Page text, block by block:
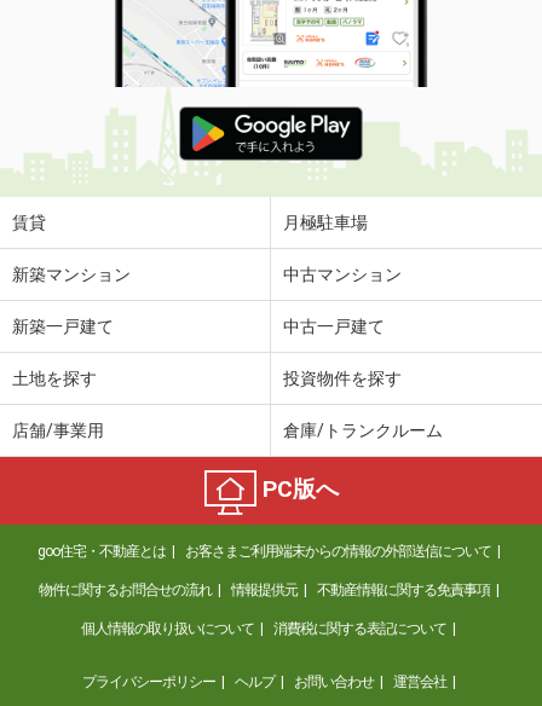
賃貸 月極駐車場
新築マンション 中古マンション
新築一戸建て 中古一戸建て
土地を探す 投資物件を探す
店舗/事業用 倉庫/トランクルーム
PC版へ
goo住宅・不動産とは お客さまご利用端末からの情報の外部送信について
物件に関するお問合せの流れ 情報提供元 不動産情報に関する免責事項
個人情報の取り扱いについて 消費税に関する表記について
プライバシーポリシー ヘルプ お問い合わせ 運営会社